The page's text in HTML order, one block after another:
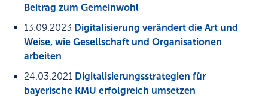
Beitrag zum Gemeinwohl
13.09.2023 Digitalisierung verändert die Art und
Weise, wie Gesellschaft und Organisationen
arbeiten
24.03.2021 Digitalisierungsstrategien für
bayerische KMU erfolgreich umsetzen